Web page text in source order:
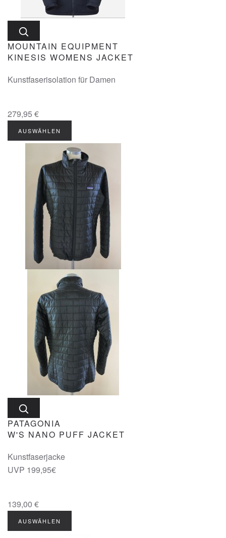
MOUNTAIN EQUIPMENT
KINESIS WOMENS JACKET
Kunstfaserisolation für Damen
279,95 €
AUSWÄHLEN
PATAGONIA
W'S NANO PUFF JACKET
Kunstfaserjacke
UVP 199,95€
139,00 €
AUSWÄHLEN